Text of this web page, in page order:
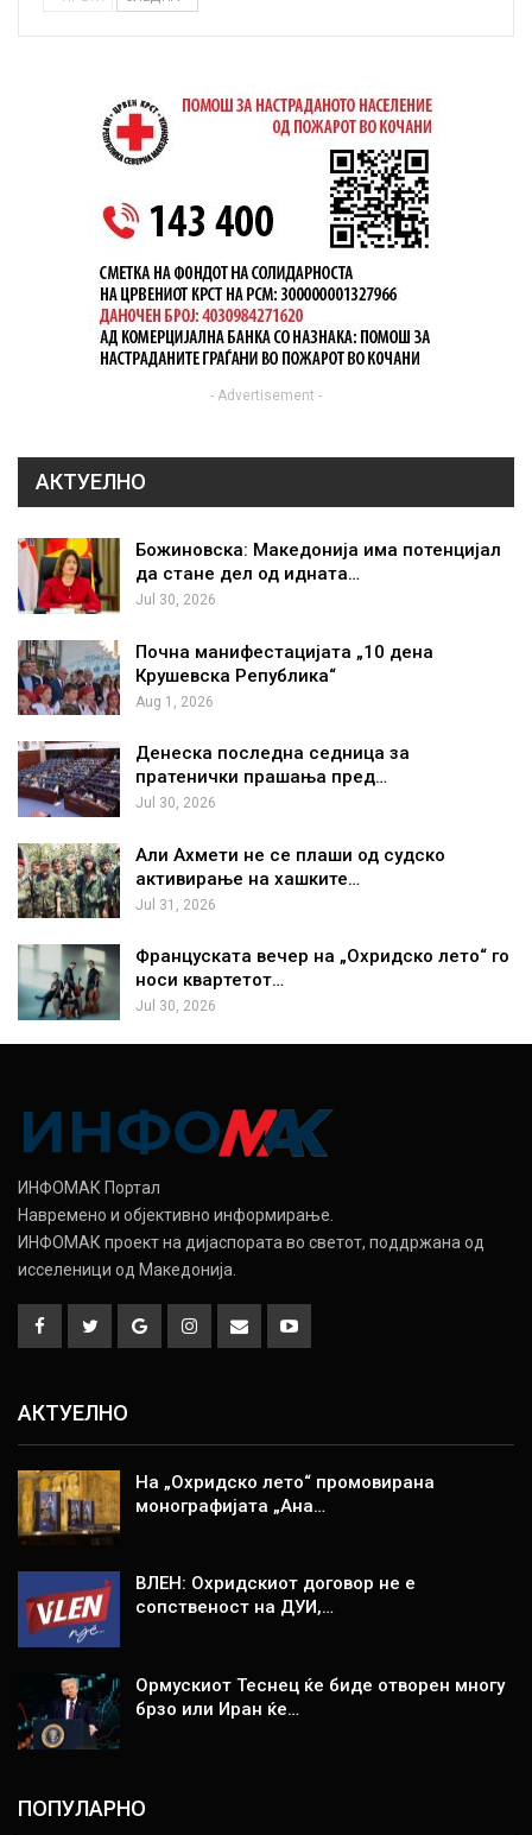
- Advertisement -
АКТУЕЛНО
Божиновска: Македонија има потенцијал
да стане дел од идната…
Jul 30, 2026
Почна манифестацијата „10 дена
Крушевска Република“
Aug 1, 2026
Денеска последна седница за
пратенички прашања пред…
Jul 30, 2026
Али Ахмети не се плаши од судско
активирање на хашките…
Jul 31, 2026
Француската вечер на „Охридско лето“ го
носи квартетот…
Jul 30, 2026
ИНФОМАК Портал
Навремено и објективно информирање.
ИНФОМАК проект на дијаспората во светот, поддржана од
исселеници од Македонија.
АКТУЕЛНО
На „Охридско лето“ промовирана
монографијата „Ана…
ВЛЕН: Охридскиот договор не е
сопственост на ДУИ,…
Ормускиот Теснец ќе биде отворен многу
брзо или Иран ќе…
ПОПУЛАРНО